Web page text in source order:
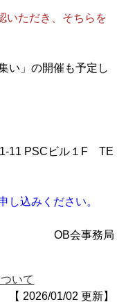
だき、そちらを
い」の開催も予定し
PSCビル１F TE
込みください。
OB会事務局
いて
【 2026/01/02 更新】